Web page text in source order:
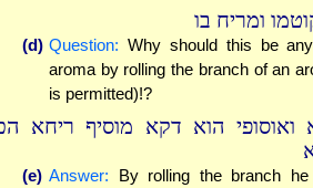
ומריח בו
(d) Question: Why should this be
aroma by rolling the branch of an
is permitted)!?
הוא דקא מוסיף ריחא
(e) Answer: By rolling the branch